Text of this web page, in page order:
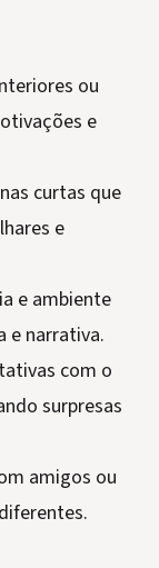
ou
e
curtas que
e
e ambiente
e narrativa.
com o
surpresas
amigos ou